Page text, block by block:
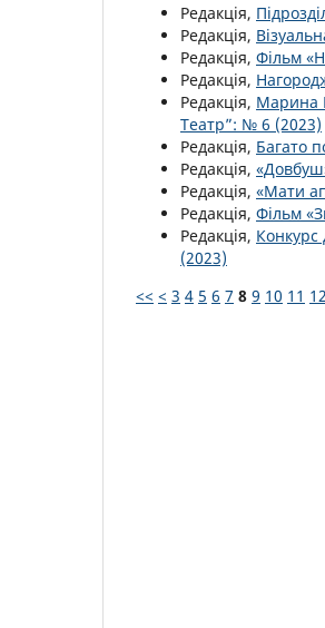
Редакція,
Редакція,
Редакція, Фільм
Редакція,
Редакція, Марина
Театр”: № 6 (2023)
Редакція, Багато
Редакція,
Редакція, «Мати
Редакція, Фільм
Редакція, Конкурс
(2023)
<< < 3 4 5 6 7 8 9 10 11 12